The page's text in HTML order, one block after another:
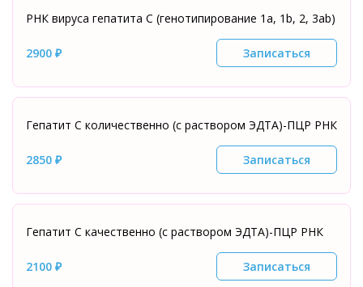
РНК вируса гепатита С (генотипирование 1а, 1b, 2, 3аb)
2900 ₽ Записаться
Гепатит С количественно (с раствором ЭДТА)-ПЦР РНК
2850 ₽ Записаться
Гепатит С качественно (с раствором ЭДТА)-ПЦР РНК
2100 ₽ Записаться